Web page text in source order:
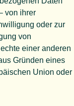
von ihrer
oder zur
von
einer anderen
Gründen eines
Union oder